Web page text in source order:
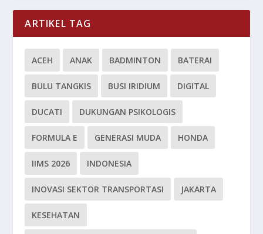
ARTIKEL TAG
ACEH ANAK BADMINTON BATERAI
BULU TANGKIS BUSI IRIDIUM DIGITAL
DUCATI DUKUNGAN PSIKOLOGIS
FORMULA E GENERASI MUDA HONDA
IIMS 2026 INDONESIA
INOVASI SEKTOR TRANSPORTASI JAKARTA
KESEHATAN